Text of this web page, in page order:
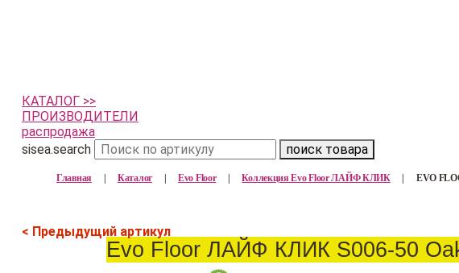
КАТАЛОГ >>
ПРОИЗВОДИТЕЛИ
распродажа
sisea.search
поиск товара
Главная Каталог Evo Floor Коллекция Evo Floor ЛАЙФ КЛИК EVO
< Предыдущий артикул
Evo Floor ЛАЙФ КЛИК S006-50